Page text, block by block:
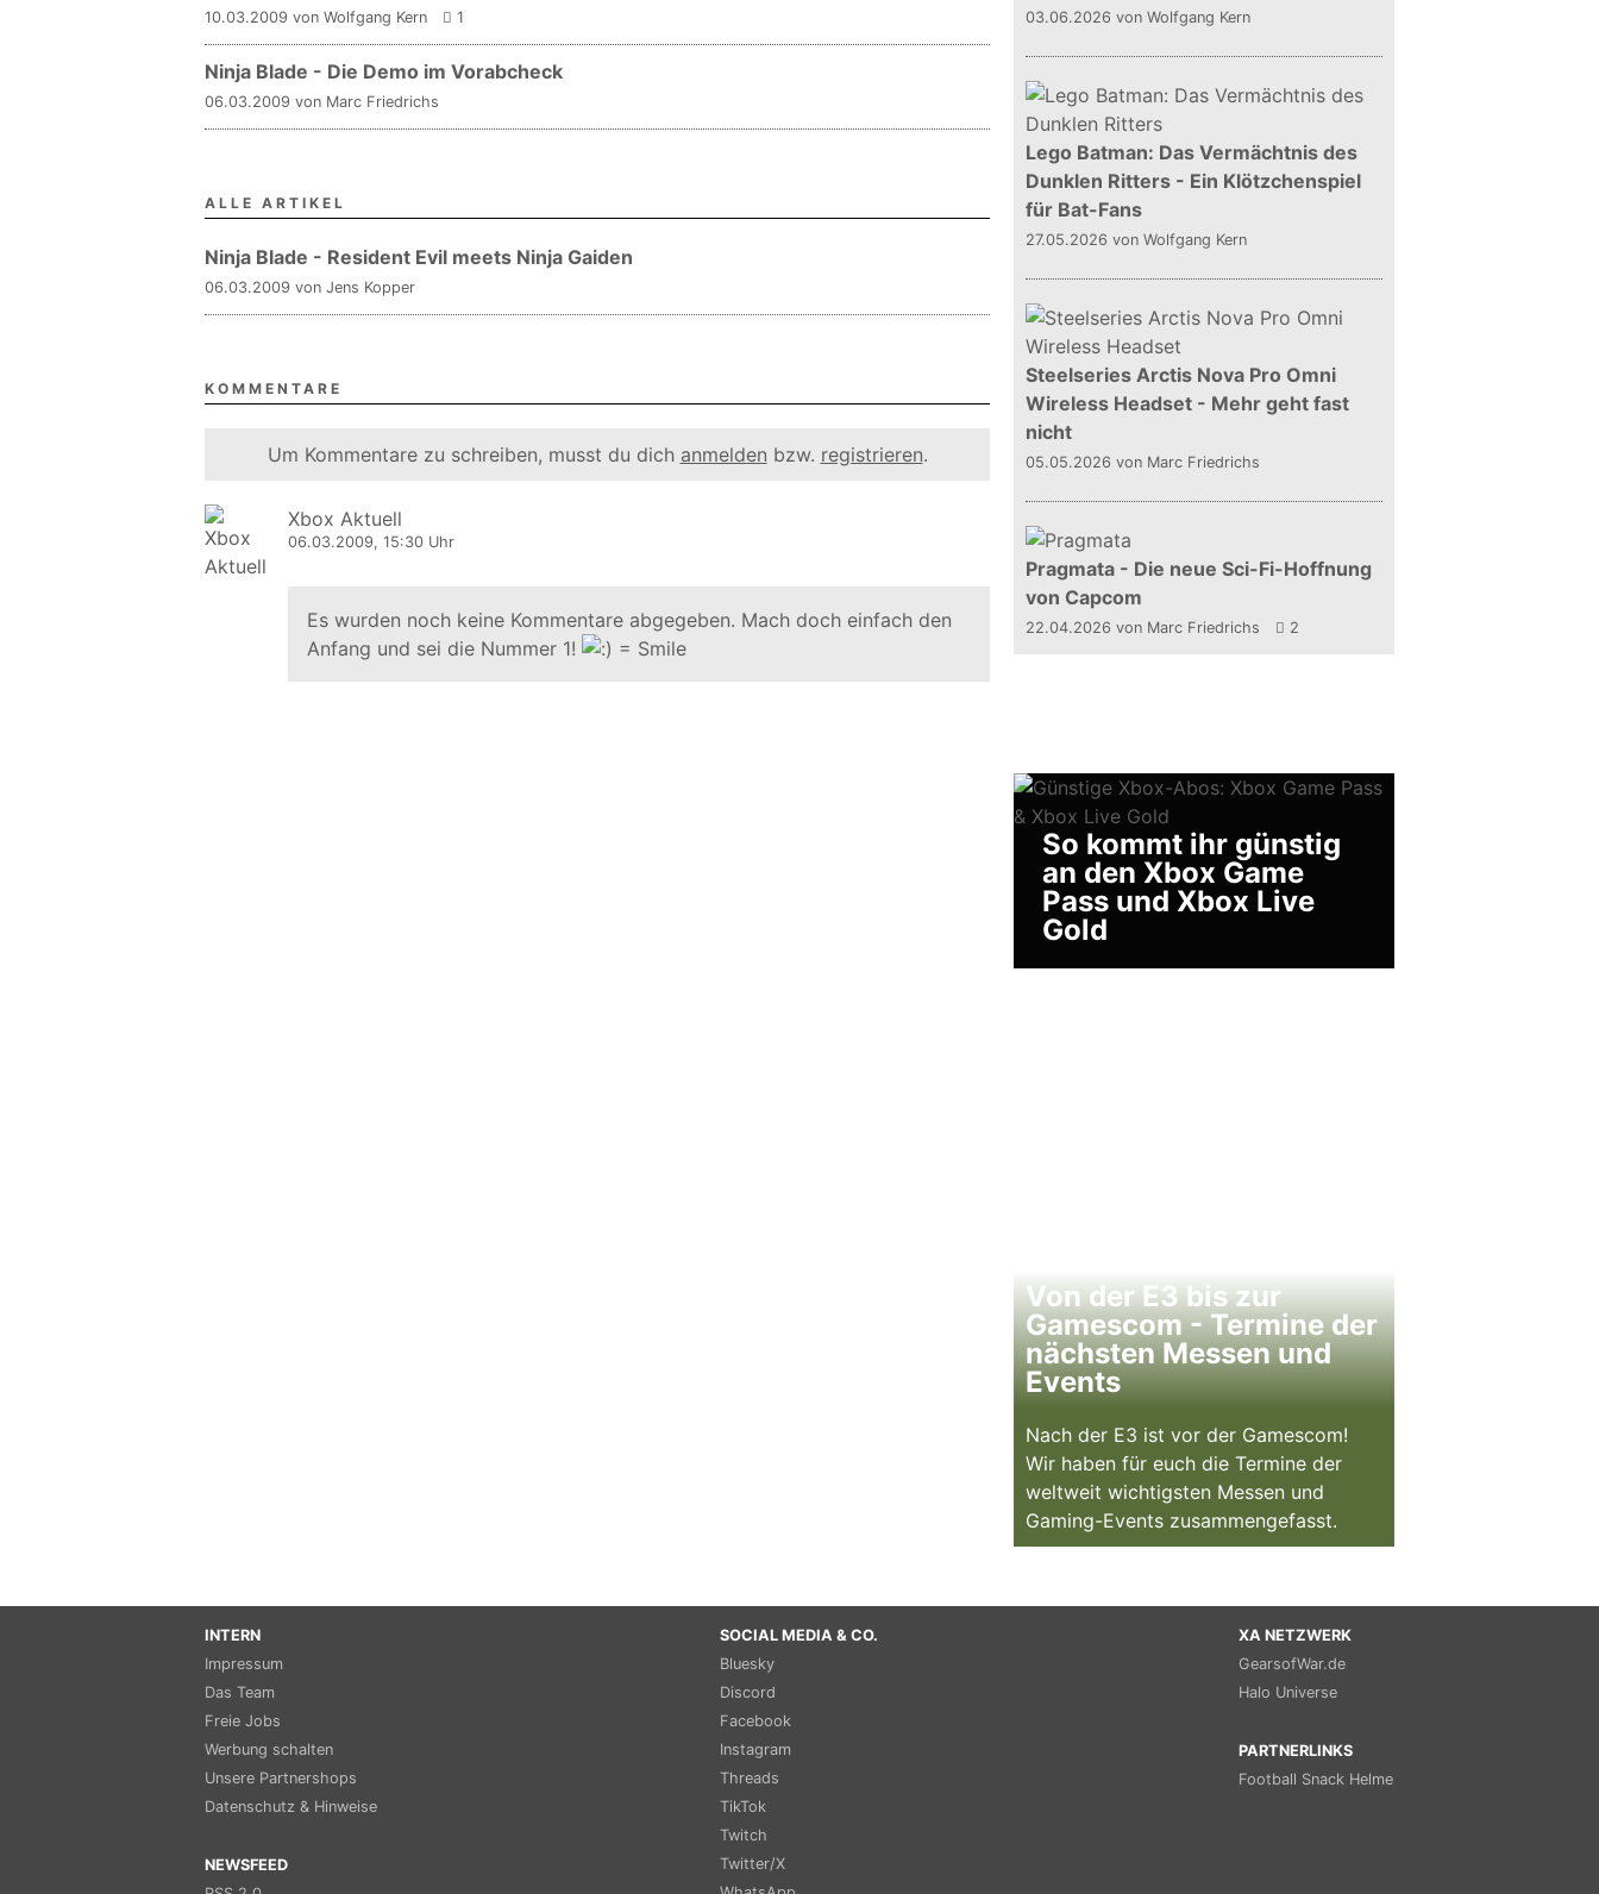
10.03.2009 von Wolfgang Kern 1
Ninja Blade - Die Demo im Vorabcheck
06.03.2009 von Marc Friedrichs
ALLE ARTIKEL
Ninja Blade - Resident Evil meets Ninja Gaiden
06.03.2009 von Jens Kopper
KOMMENTARE
Um Kommentare zu schreiben, musst du dich anmelden bzw. registrieren.
Xbox Aktuell
06.03.2009, 15:30 Uhr
Es wurden noch keine Kommentare abgegeben. Mach doch einfach den
Anfang und sei die Nummer 1!
03.06.2026 von Wolfgang Kern
Lego Batman: Das Vermächtnis des
Dunklen Ritters - Ein Klötzchenspiel
für Bat-Fans
27.05.2026 von Wolfgang Kern
Steelseries Arctis Nova Pro Omni
Wireless Headset - Mehr geht fast
nicht
05.05.2026 von Marc Friedrichs
Pragmata - Die neue Sci-Fi-Hoffnung
von Capcom
22.04.2026 von Marc Friedrichs 2
So kommt ihr günstig
an den Xbox Game
Pass und Xbox Live
Gold
Von der E3 bis zur
Gamescom - Termine der
nächsten Messen und
Events
Nach der E3 ist vor der Gamescom!
Wir haben für euch die Termine der
weltweit wichtigsten Messen und
Gaming-Events zusammengefasst.
INTERN
Impressum
Das Team
Freie Jobs
Werbung schalten
Unsere Partnershops
Datenschutz & Hinweise
NEWSFEED
SOCIAL MEDIA & CO.
Bluesky
Discord
Facebook
Instagram
Threads
TikTok
Twitch
Twitter/X
XA NETZWERK
GearsofWar.de
Halo Universe
PARTNERLINKS
Football Snack Helme